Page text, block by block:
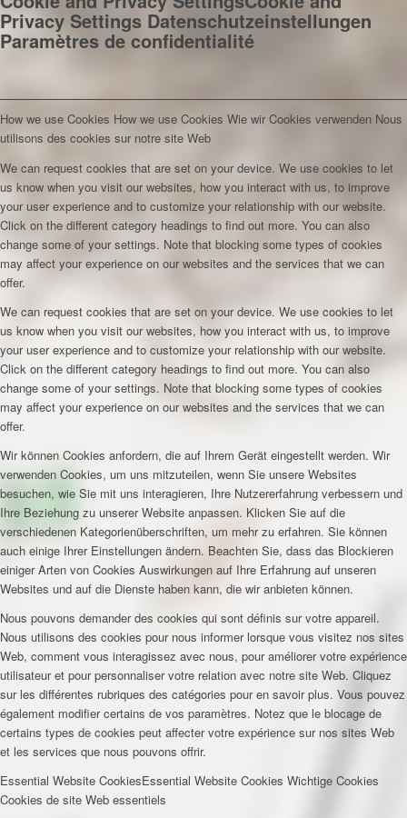
Privacy Settings Datenschutzeinstellungen
Paramètres de confidentialité
How we use Cookies How we use Cookies Wie wir Cookies verwenden Nous
utilisons des cookies sur notre site Web
We can request cookies that are set on your device. We use cookies to let
us know when you visit our websites, how you interact with us, to improve
your user experience and to customize your relationship with our website.
Click on the different category headings to find out more. You can also
change some of your settings. Note that blocking some types of cookies
may affect your experience on our websites and the services that we can
offer.
We can request cookies that are set on your device. We use cookies to let
us know when you visit our websites, how you interact with us, to improve
your user experience and to customize your relationship with our website.
Click on the different category headings to find out more. You can also
change some of your settings. Note that blocking some types of cookies
may affect your experience on our websites and the services that we can
offer.
Wir können Cookies anfordern, die auf Ihrem Gerät eingestellt werden. Wir
verwenden Cookies, um uns mitzuteilen, wenn Sie unsere Websites
besuchen, wie Sie mit uns interagieren, Ihre Nutzererfahrung verbessern und
Ihre Beziehung zu unserer Website anpassen. Klicken Sie auf die
verschiedenen Kategorienüberschriften, um mehr zu erfahren. Sie können
auch einige Ihrer Einstellungen ändern. Beachten Sie, dass das Blockieren
einiger Arten von Cookies Auswirkungen auf Ihre Erfahrung auf unseren
Websites und auf die Dienste haben kann, die wir anbieten können.
Nous pouvons demander des cookies qui sont définis sur votre appareil.
Nous utilisons des cookies pour nous informer lorsque vous visitez nos sites
Web, comment vous interagissez avec nous, pour améliorer votre expérience
utilisateur et pour personnaliser votre relation avec notre site Web. Cliquez
sur les différentes rubriques des catégories pour en savoir plus. Vous pouvez
également modifier certains de vos paramètres. Notez que le blocage de
certains types de cookies peut affecter votre expérience sur nos sites Web
et les services que nous pouvons offrir.
Essential Website CookiesEssential Website Cookies Wichtige Cookies
Cookies de site Web essentiels